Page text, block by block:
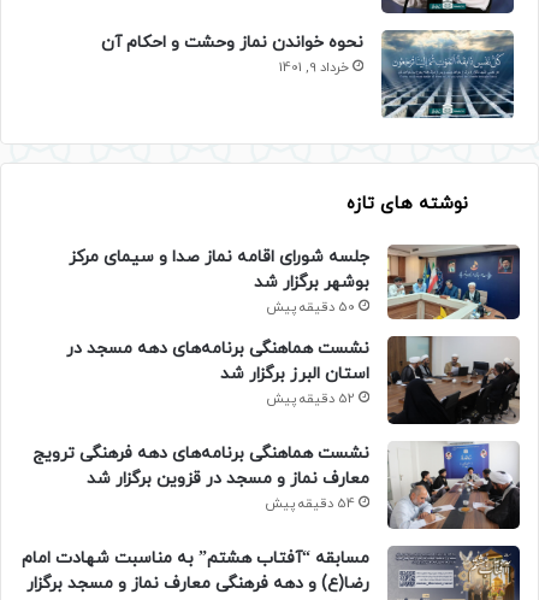
نحوه خواندن نماز وحشت و احکام آن
خرداد 9, 1401
نوشته های تازه
جلسه شورای اقامه نماز صدا و سیمای مرکز
بوشهر برگزار شد
50 دقیقه پیش
نشست هماهنگی برنامه‌های دهه مسجد در
استان البرز برگزار شد
52 دقیقه پیش
نشست هماهنگی برنامه‌های دهه فرهنگی ترویج
معارف نماز و مسجد در قزوین برگزار شد
54 دقیقه پیش
مسابقه “آفتاب هشتم” به مناسبت شهادت امام
رضا(ع) و دهه فرهنگی معارف نماز و مسجد برگزار